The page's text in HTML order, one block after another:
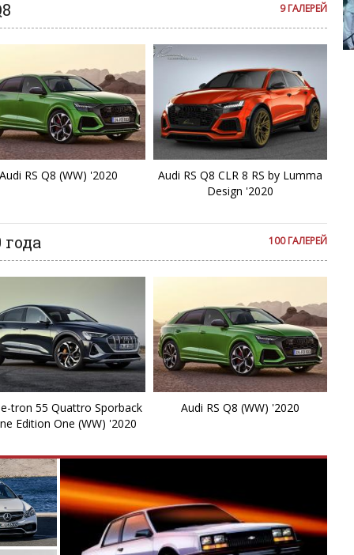
9 ГАЛЕРЕЙ
Audi RS Q8 (WW) '2020
Audi RS Q8 CLR 8 RS by Lumma
Design '2020
100 ГАЛЕРЕЙ
tron 55 Quattro Sporback
Edition One (WW) '2020
Audi RS Q8 (WW) '2020